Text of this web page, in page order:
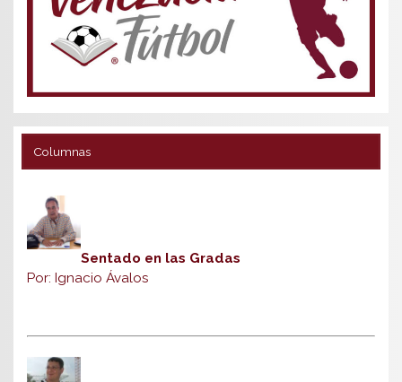
Columnas
Sentado en las Gradas
Por: Ignacio Ávalos